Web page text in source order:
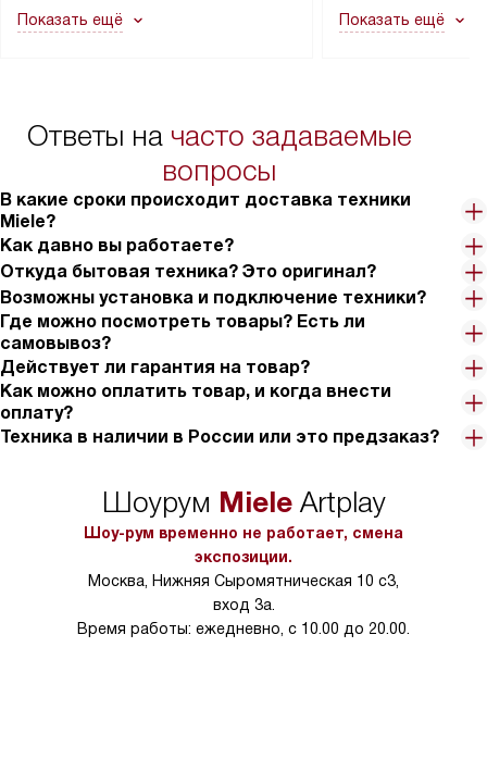
в гарантийном ремонте в будущем.
Показать ещё
не включаются:
в условиях
Показать ещё
Ответы на часто задаваемые
вопросы
В какие сроки происходит доставка техники
Miele?
Как давно вы работаете?
Откуда бытовая техника? Это оригинал?
Возможны установка и подключение техники?
Где можно посмотреть товары? Есть ли
самовывоз?
Действует ли гарантия на товар?
Как можно оплатить товар, и когда внести
оплату?
Техника в наличии в России или это предзаказ?
Шоурум MieleArtplay
Шоу-рум временно не работает, смена
экспозиции.
Москва, Нижняя Сыромятническая 10 с3,
вход 3а.
Время работы: ежедневно, с 10.00 до 20.00.